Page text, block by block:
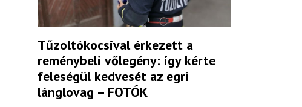
Tűzoltókocsival érkezett a
reménybeli vőlegény: így kérte
feleségül kedvesét az egri
lánglovag – FOTÓK